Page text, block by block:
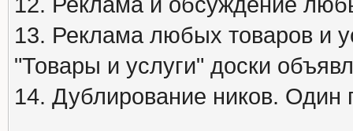
13. Реклама любых товаров и
"Товары и услуги" доски
14. Дублирование ников. Один